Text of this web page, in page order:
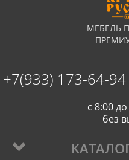
МЕБЕЛЬ
+7(933) 173-64-94
с 8:00
без